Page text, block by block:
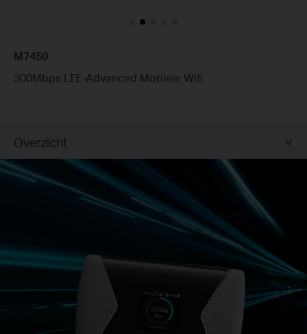
M7450
300Mbps LTE-Advanced Mobiele Wifi
Overzicht